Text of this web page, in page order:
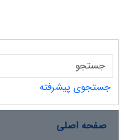
جستجوی پیشرفته
صفحه اصلی